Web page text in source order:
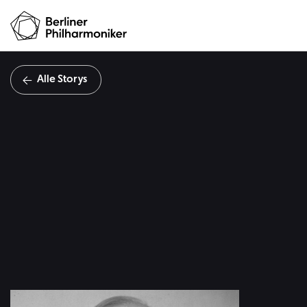
Alle Storys